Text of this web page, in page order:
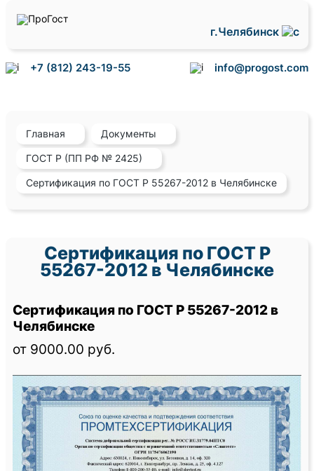
г.Челябинск
+7 (812) 243-19-55 info@progost.com
Главная Документы
ГОСТ Р (ПП РФ № 2425)
Сертификация по ГОСТ Р 55267-2012 в Челябинске
Сертификация по ГОСТ Р
55267-2012 в Челябинске
Сертификация по ГОСТ Р 55267-2012 в
Челябинске
от 9000.00 руб.